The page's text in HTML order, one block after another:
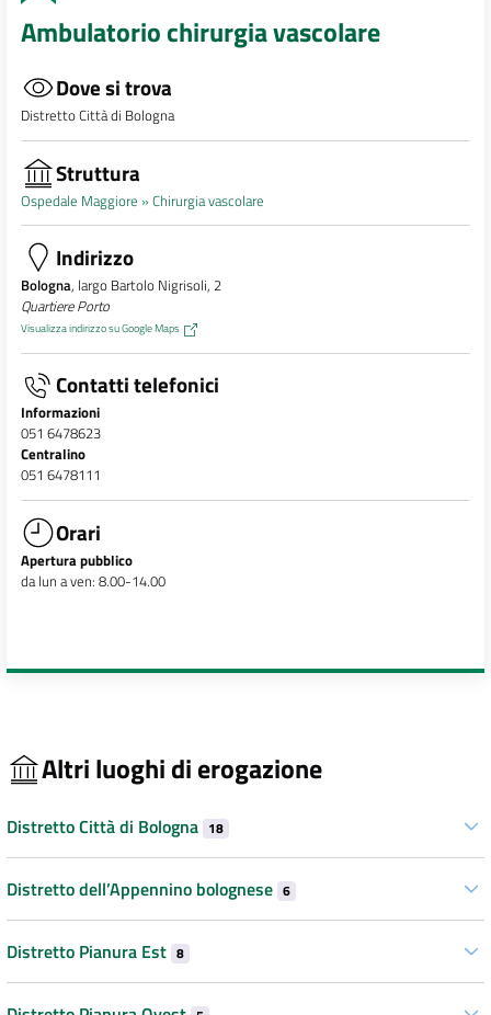
Ambulatorio chirurgia vascolare
Dove si trova
Distretto Città di Bologna
Struttura
Ospedale Maggiore »Chirurgia vascolare
Indirizzo
Bologna, largo Bartolo Nigrisoli, 2
Quartiere Porto
Visualizza indirizzo su Google Maps
Contatti telefonici
Informazioni
051 6478623
Centralino
051 6478111
Orari
Apertura pubblico
da lun a ven: 8.00-14.00
Altri luoghi di erogazione
Distretto Città di Bologna 18
Distretto dell’Appennino bolognese 6
Distretto Pianura Est 8